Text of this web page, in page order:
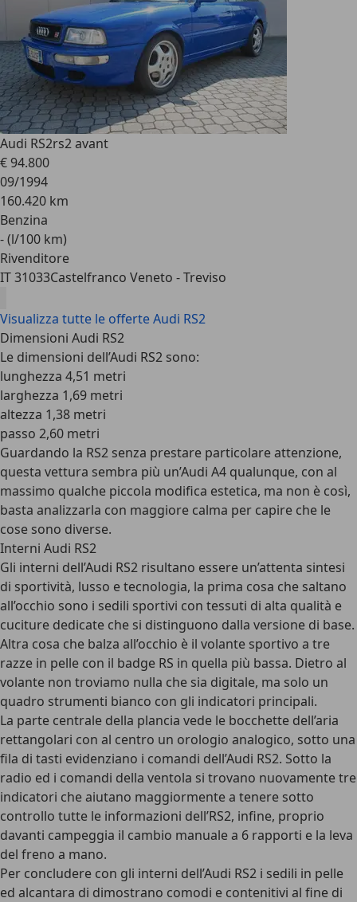
Audi RS2rs2 avant
€ 94.800
09/1994
160.420 km
Benzina
- (l/100 km)
Rivenditore
IT 31033Castelfranco Veneto - Treviso
Visualizza tutte le offerte Audi RS2
Dimensioni Audi RS2
Le dimensioni dell’Audi RS2 sono:
lunghezza 4,51 metri
larghezza 1,69 metri
altezza 1,38 metri
passo 2,60 metri
Guardando la RS2 senza prestare particolare attenzione,
questa vettura sembra più un’Audi A4 qualunque, con al
massimo qualche piccola modifica estetica, ma non è così,
basta analizzarla con maggiore calma per capire che le
cose sono diverse.
Interni Audi RS2
Gli interni dell’Audi RS2 risultano essere un’attenta sintesi
di sportività, lusso e tecnologia, la prima cosa che saltano
all’occhio sono i sedili sportivi con tessuti di alta qualità e
cuciture dedicate che si distinguono dalla versione di base.
Altra cosa che balza all’occhio è il volante sportivo a tre
razze in pelle con il badge RS in quella più bassa. Dietro al
volante non troviamo nulla che sia digitale, ma solo un
quadro strumenti bianco con gli indicatori principali.
La parte centrale della plancia vede le bocchette dell’aria
rettangolari con al centro un orologio analogico, sotto una
fila di tasti evidenziano i comandi dell’Audi RS2. Sotto la
radio ed i comandi della ventola si trovano nuovamente tre
indicatori che aiutano maggiormente a tenere sotto
controllo tutte le informazioni dell’RS2, infine, proprio
davanti campeggia il cambio manuale a 6 rapporti e la leva
del freno a mano.
Per concludere con gli interni dell’Audi RS2 i sedili in pelle
ed alcantara di dimostrano comodi e contenitivi al fine di